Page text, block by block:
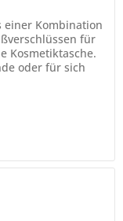
einer Kombination
für
Kosmetiktasche.
oder für sich